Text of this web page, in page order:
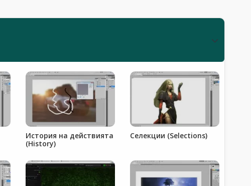
История на действията
(History)
Селекции (Selections)